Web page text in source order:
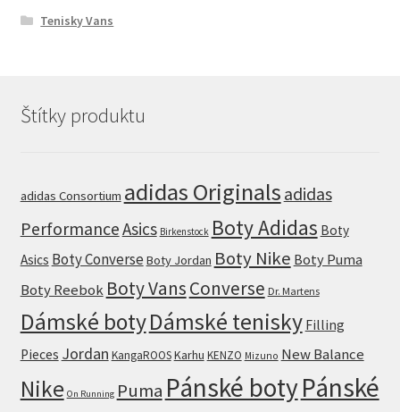
Tenisky Vans
Štítky produktu
adidas Consortium adidas Originals adidas
PerformanceAsics Birkenstock Boty Adidas Boty
Asics Boty Converse Boty Jordan Boty Nike Boty Puma
Boty Reebok Boty VansConverse Dr. Martens
Dámské botyDámské tenisky Filling
Pieces Jordan KangaROOSKarhu KENZO Mizuno New Balance
Nike On Running Puma Pánské botyPánské